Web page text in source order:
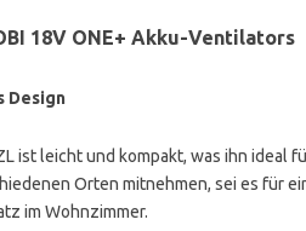
18V ONE+ Akku-Ventilators
Design
ist leicht und kompakt, was ihn ideal
Orten mitnehmen, sei es für
im Wohnzimmer.